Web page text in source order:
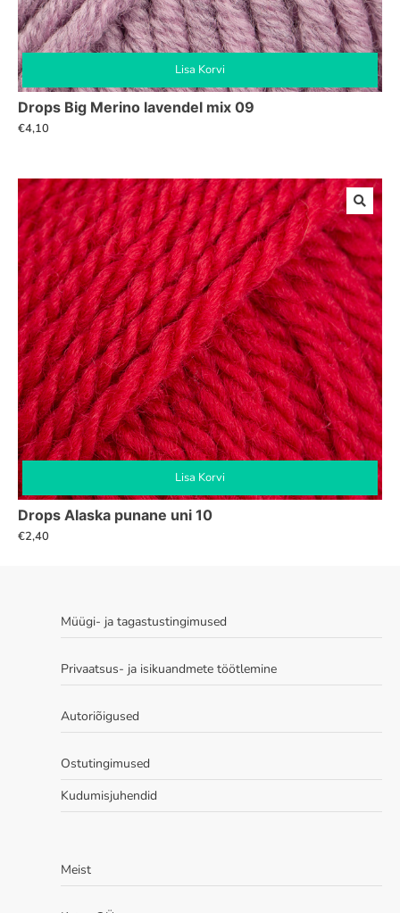
Lisa Korvi
Drops Big Merino lavendel mix 09
€4,10
Lisa Korvi
Drops Alaska punane uni 10
€2,40
Müügi- ja tagastustingimused
Privaatsus- ja isikuandmete töötlemine
Autoriõigused
Ostutingimused
Kudumisjuhendid
Meist